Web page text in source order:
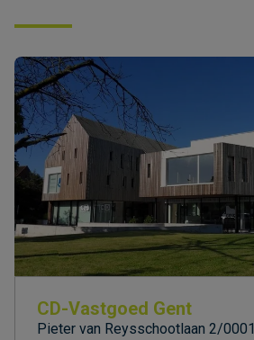
CD-Vastgoed Gent
Pieter van Reysschootlaan 2/0001